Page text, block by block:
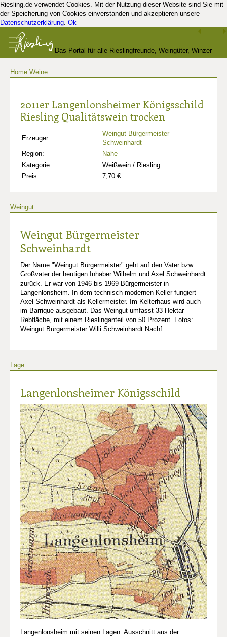
Riesling.de verwendet Cookies. Mit der Nutzung dieser Website sind Sie mit
der Speicherung von Cookies einverstanden und akzeptieren unsere
Datenschutzerklärung. Ok
Das Portal für alle Rieslingfreunde, Weingüter, Winzer
Home Weine
2011er Langenlonsheimer Königsschild
Riesling Qualitätswein trocken
Erzeuger:
Weingut Bürgermeister
Schweinhardt
Region:
Nahe
Kategorie:
Weißwein / Riesling
Preis:
7,70 €
Weingut
Weingut Bürgermeister
Schweinhardt
Der Name "Weingut Bürgermeister" geht auf den Vater bzw.
Großvater der heutigen Inhaber Wilhelm und Axel Schweinhardt
zurück. Er war von 1946 bis 1969 Bürgermeister in
Langenlonsheim. In dem technisch modernen Keller fungiert
Axel Schweinhardt als Kellermeister. Im Kelterhaus wird auch
im Barrique ausgebaut. Das Weingut umfasst 33 Hektar
Rebfläche, mit einem Rieslinganteil von 50 Prozent. Fotos:
Weingut Bürgermeister Willi Schweinhardt Nachf.
Lage
Langenlonsheimer Königsschild
Langenlonsheim mit seinen Lagen. Ausschnitt aus der